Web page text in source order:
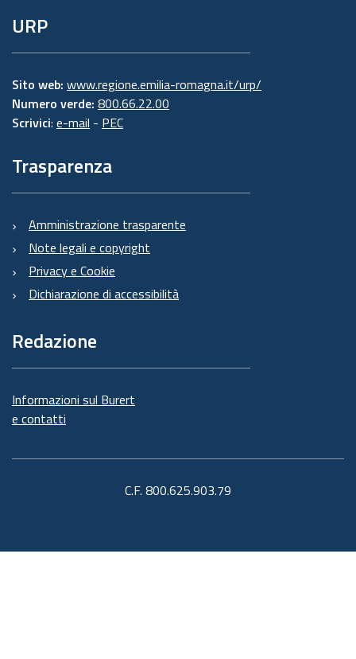
URP
Sito web: www.regione.emilia-romagna.it/urp/
Numero verde: 800.66.22.00
Scrivici: e-mail - PEC
Trasparenza
Amministrazione trasparente
Note legali e copyright
Privacy e Cookie
Dichiarazione di accessibilità
Redazione
Informazioni sul Burert
e contatti
C.F. 800.625.903.79